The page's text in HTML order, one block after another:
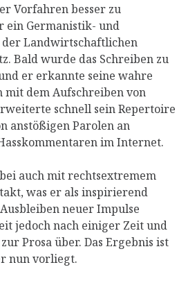
Vorfahren besser zu
ein Germanistik- und
Landwirtschaftlichen
Bald wurde das Schreiben zu
er erkannte seine wahre
mit dem Aufschreiben von
schnell sein Repertoire
anstößigen Parolen an
im Internet.
auch mit rechtsextremem
was er als inspirierend
neuer Impulse
jedoch nach einiger Zeit und
Prosa über. Das Ergebnis ist
nun vorliegt.